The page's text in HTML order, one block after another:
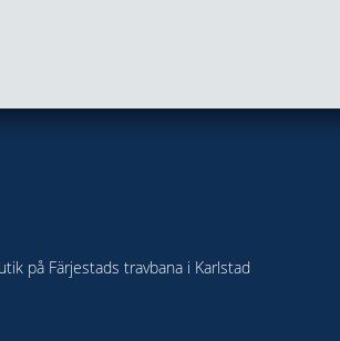
på Färjestads travbana i Karlstad